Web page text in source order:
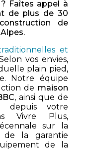
Faîtes appel à
de plus de 30
de
et
vos envies,
plain pied,
Notre équipe
de maison
, ainsi que de
depuis votre
Vivre Plus,
sur la
la garantie
de la